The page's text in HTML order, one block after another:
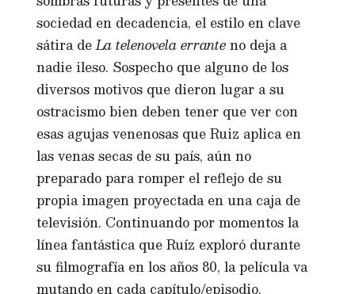
sociedad en decadencia, el estilo en clave
sátira deLa telenovela erranteno deja a
nadie ileso. Sospecho que alguno de los
diversos motivos que dieron lugar a su
ostracismo bien deben tener que ver con
esas agujas venenosas que Ruiz aplica en
las venas secas de su país, aún no
preparado para romper el reflejo de su
propia imagen proyectada en una caja de
televisión. Continuando por momentos la
línea fantástica que Ruíz exploró durante
su filmografía en los años 80, la película va
mutando en cada capítulo/episodio,